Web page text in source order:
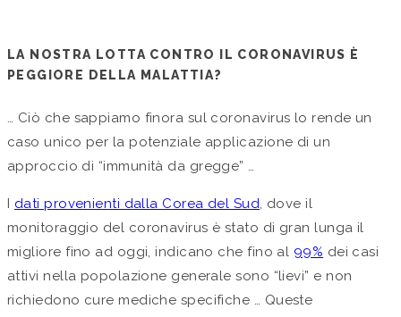
LA NOSTRA LOTTA CONTRO IL CORONAVIRUS È
PEGGIORE DELLA MALATTIA?
… Ciò che sappiamo finora sul coronavirus lo rende un
caso unico per la potenziale applicazione di un
approccio di “immunità da gregge” …
I dati provenienti dalla Corea del Sud, dove il
monitoraggio del coronavirus è stato di gran lunga il
migliore fino ad oggi, indicano che fino al 99% dei casi
attivi nella popolazione generale sono “lievi” e non
richiedono cure mediche specifiche … Queste